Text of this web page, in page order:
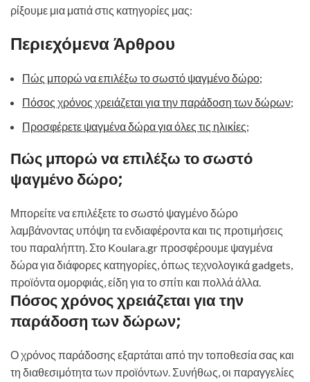
ρίξουμε μια ματιά στις κατηγορίες μας:
Περιεχόμενα Άρθρου
Πώς μπορώ να επιλέξω το σωστό ψαγμένο δώρο;
Πόσος χρόνος χρειάζεται για την παράδοση των δώρων;
Προσφέρετε ψαγμένα δώρα για όλες τις ηλικίες;
Πώς μπορώ να επιλέξω το σωστό
ψαγμένο δώρο;
Μπορείτε να επιλέξετε το σωστό ψαγμένο δώρο
λαμβάνοντας υπόψη τα ενδιαφέροντα και τις προτιμήσεις
του παραλήπτη. Στο Koulara.gr προσφέρουμε ψαγμένα
δώρα για διάφορες κατηγορίες, όπως τεχνολογικά gadgets,
προϊόντα ομορφιάς, είδη για το σπίτι και πολλά άλλα.
Πόσος χρόνος χρειάζεται για την
παράδοση των δώρων;
Ο χρόνος παράδοσης εξαρτάται από την τοποθεσία σας και
τη διαθεσιμότητα των προϊόντων. Συνήθως, οι παραγγελίες